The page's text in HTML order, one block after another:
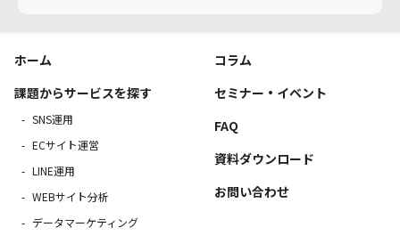
ホーム
課題からサービスを探す
SNS運用
ECサイト運営
LINE運用
WEBサイト分析
データマーケティング
コラム
セミナー・イベント
FAQ
資料ダウンロード
お問い合わせ